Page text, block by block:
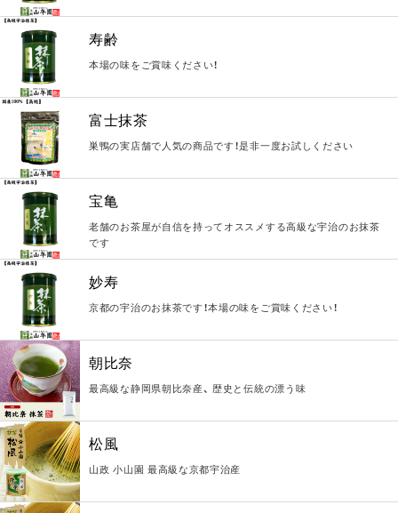
寿齢
本場の味をご賞味ください！
富士抹茶
巣鴨の実店舗で人気の商品です！是非一度お試しください
宝亀
老舗のお茶屋が自信を持ってオススメする高級な宇治のお抹茶
です
妙寿
京都の宇治のお抹茶です！本場の味をご賞味ください！
朝比奈
最高級な静岡県朝比奈産、 歴史と伝統の漂う味
松風
山政 小山園 最高級な京都宇治産